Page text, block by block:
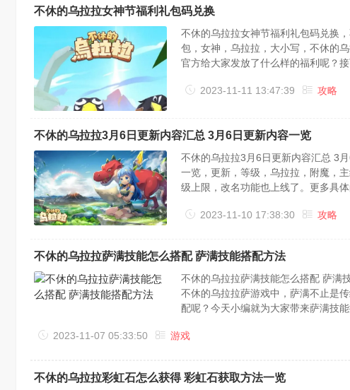
不休的乌拉拉女神节福利礼包码兑换
不休的乌拉拉女神节福利礼包码兑换
包，女神，乌拉拉，大小写，不休的
官方给大家发放了什么样的福利呢？
松露x5,巨兽腿x5截止兑换时间：2020
2023-11-11 13:47:39 攻略
不休的乌拉拉3月6日更新内容汇总 3月6日更新内容一览
不休的乌拉拉3月6日更新内容汇总 3
一览，更新，等级，乌拉拉，附魔，
级上限，改名功能也上线了。更多具
关后，且冒险者达到对应的附魔书解
2023-11-10 17:38:30 攻略
不休的乌拉拉萨满技能怎么搭配 萨满技能搭配方法
不休的乌拉拉萨满技能怎么搭配 萨满
不休的乌拉拉萨游戏中，萨满不止是
配呢？今天小编就为大家带来萨满技
的生命值，并获得1个【先祖印记】。
2023-11-07 05:33:50 游戏
不休的乌拉拉彩虹石怎么获得 彩虹石获取方法一览